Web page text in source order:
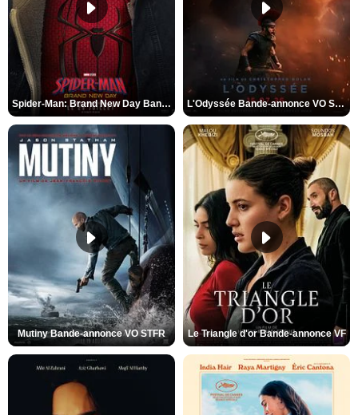
Spider-Man: Brand New Day Bande-annonce VO STFR L'Odyssée Bande-annonce VO STFR
Mutiny Bande-annonce VO STFR Le Triangle d'or Bande-annonce VF